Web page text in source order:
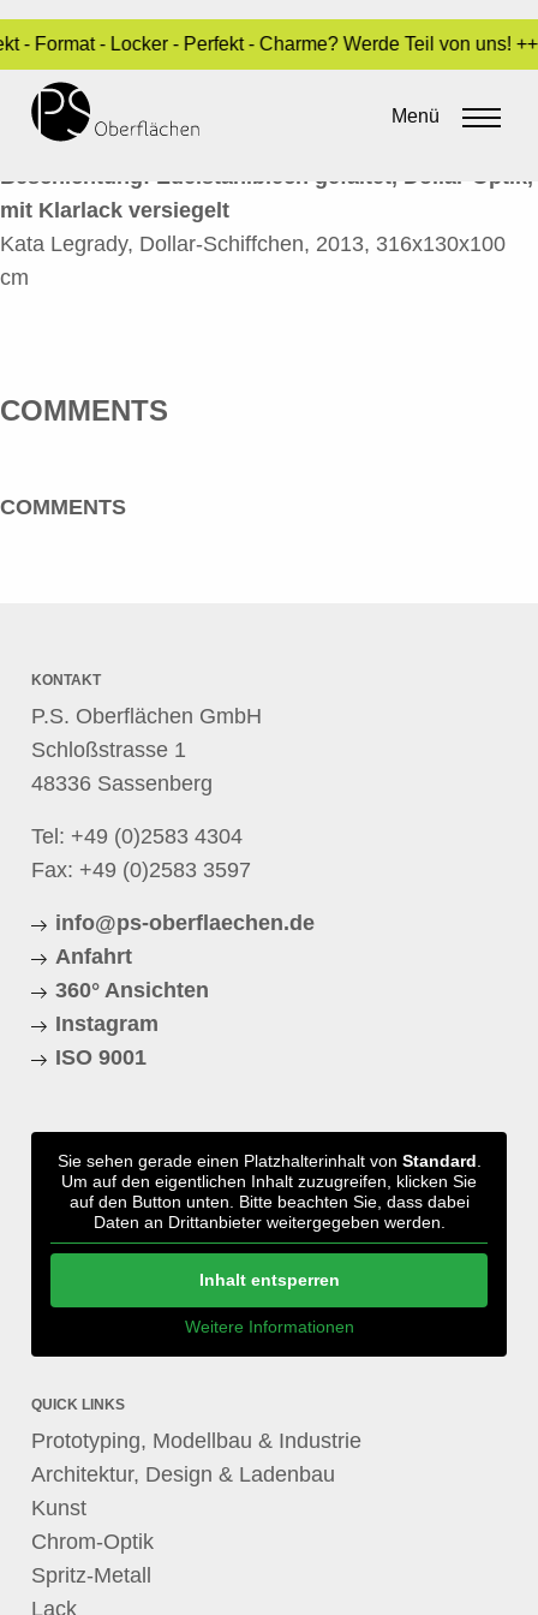
Format - Locker - Perfekt - Charme? Werde Teil von
Menü
SCHIFFCHEN 2
Sara Dari•5. Juni 2020
Beschichtung: Edelstahlblech gefaltet, Dollar-Optik,
mit Klarlack versiegelt
Kata Legrady, Dollar-Schiffchen, 2013, 316x130x100
cm
COMMENTS
COMMENTS
KONTAKT
P.S. Oberflächen GmbH
Schloßstrasse 1
48336 Sassenberg
Tel: +49 (0)2583 4304
Fax: +49 (0)2583 3597
info@ps-oberflaechen.de
Anfahrt
360° Ansichten
Instagram
ISO 9001
Sie sehen gerade einen Platzhalterinhalt von Standard
Um auf den eigentlichen Inhalt zuzugreifen, klicken Sie
auf den Button unten. Bitte beachten Sie, dass dabei
Daten an Drittanbieter weitergegeben werden.
Inhalt entsperren
Weitere Informationen
QUICK LINKS
Prototyping, Modellbau & Industrie
Architektur, Design & Ladenbau
Kunst
Chrom-Optik
Spritz-Metall
Lack